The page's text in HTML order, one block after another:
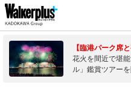
【臨港パーク席
花火を間近で堪
ル」鑑賞ツアー